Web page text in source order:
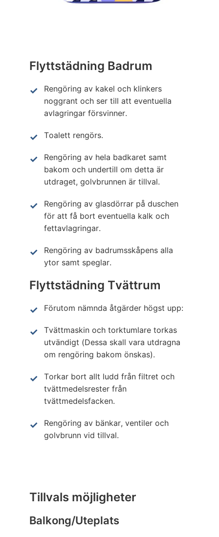
Flyttstädning Badrum
Rengöring av kakel och klinkers
noggrant och ser till att eventuella
avlagringar försvinner.
Toalett rengörs.
Rengöring av hela badkaret samt
bakom och undertill om detta är
utdraget, golvbrunnen är tillval.
Rengöring av glasdörrar på duschen
för att få bort eventuella kalk och
fettavlagringar.
Rengöring av badrumsskåpens alla
ytor samt speglar.
Flyttstädning Tvättrum
Förutom nämnda åtgärder högst upp:
Tvättmaskin och torktumlare torkas
utvändigt (Dessa skall vara utdragna
om rengöring bakom önskas).
Torkar bort allt ludd från filtret och
tvättmedelsrester från
tvättmedelsfacken.
Rengöring av bänkar, ventiler och
golvbrunn vid tillval.
Tillvals möjligheter
Balkong/Uteplats